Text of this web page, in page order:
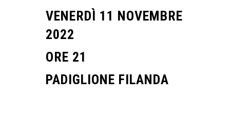
VENERDÌ 11 NOVEMBRE
2022
ORE 21
PADIGLIONE FILANDA